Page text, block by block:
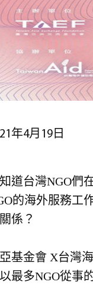
年4月19日
道台灣NGO們
的海外服務工
係？
基金會 X台灣
最多NGO從事